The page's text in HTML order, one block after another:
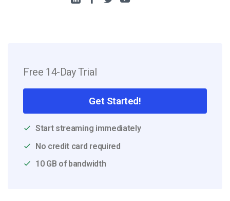
Free 14-Day Trial
Get Started!
Start streaming immediately
No credit card required
10 GB of bandwidth